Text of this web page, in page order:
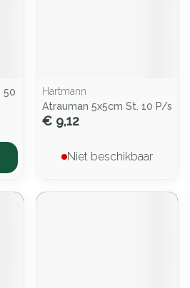
50
Hartmann
Atrauman 5x5cm St. 10 P/s
€ 9,12
Niet beschikbaar